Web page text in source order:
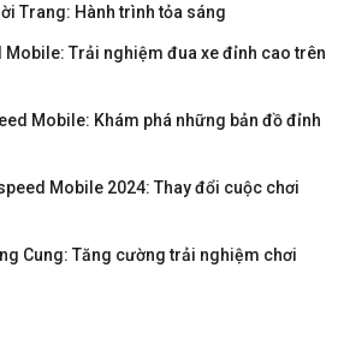
Trang: Hành trình tỏa sáng
Trải nghiệm đua xe đỉnh cao trên
Mobile: Khám phá những bản đồ đỉnh
Mobile 2024: Thay đổi cuộc chơi
Cung: Tăng cường trải nghiệm chơi